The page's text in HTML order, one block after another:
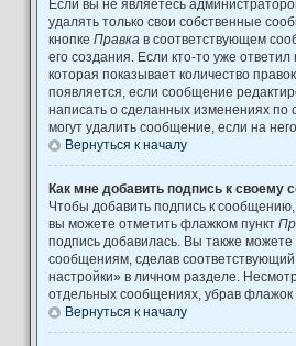
Если вы не являетесь
удалять только свои собственные
кнопке Правка в соответствующем
его создания. Если кто-то уже
которая показывает количество
появляется, если сообщение
написать о сделанных изменениях по
могут удалить сообщение, если на
Вернуться к началу
Как мне добавить подпись к своему
Чтобы добавить подпись к
вы можете отметить флажком пункт
подпись добавилась. Вы также
сообщениям, сделав
настройки» в личном разделе.
отдельных сообщениях, убрав флажок
Вернуться к началу